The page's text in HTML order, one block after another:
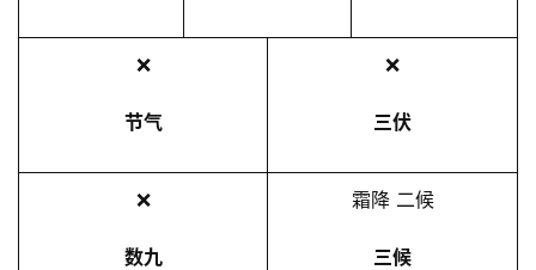
❌
节气
❌
三伏
❌
数九
霜降 二候
三候